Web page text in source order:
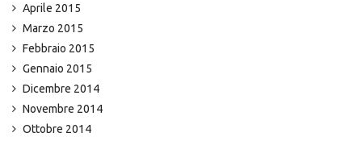
Aprile 2015
Marzo 2015
Febbraio 2015
Gennaio 2015
Dicembre 2014
Novembre 2014
Ottobre 2014